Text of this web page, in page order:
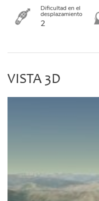
Dificultad en el
desplazamiento
2
VISTA 3D